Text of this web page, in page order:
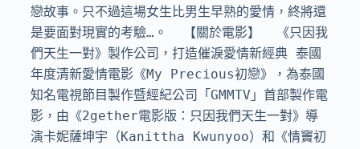
戀故事。只不過這場女生比男生早熟的愛情，終將還
是要面對現實的考驗…。  【關於電影】  《只因我
們天生一對》製作公司，打造催淚愛情新經典 泰國
年度清新愛情電影《My Precious初戀》，為泰國
知名電視節目製作暨經紀公司「GMMTV」首部製作電
影，由《2gether電影版：只因我們天生一對》導
演卡妮薩坤宇（Kanittha Kwunyoo）和《情竇初